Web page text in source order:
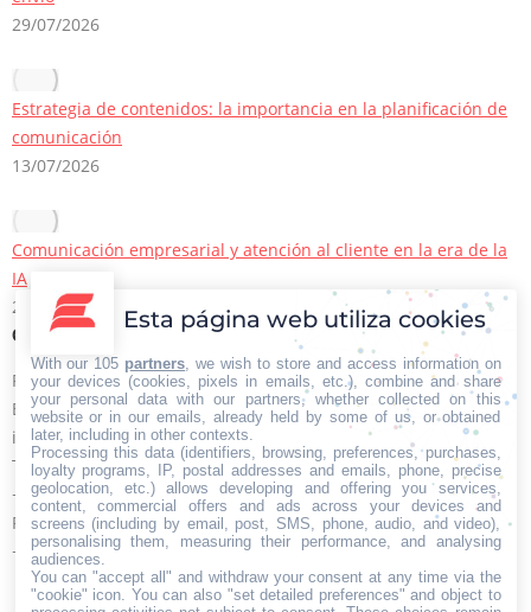
29/07/2026
Estrategia de contenidos: la importancia en la planificación de
comunicación
13/07/2026
Comunicación empresarial y atención al cliente en la era de la
IA
22/06/2026
Contacto Iberian Press
Principales vías de contacto:
E-mail:
info@iberianpress.es
Teléfono:
+34 911863556
Fax:
+34 911863556
Encuéntranos en:
Facebook
X YouTube
Rss
Esta página web utiliza cookies
With our 105 partners , we wish to store and access information on
your devices (cookies, pixels in emails, etc.), combine and share
your personal data with our partners, whether collected on this
website or in our emails, already held by some of us, or obtained
later, including in other contexts.
Processing this data (identifiers, browsing, preferences, purchases,
loyalty programs, IP, postal addresses and emails, phone, precise
geolocation, etc.) allows developing and offering you services,
content, commercial offers and ads across your devices and
screens (including by email, post, SMS, phone, audio, and video),
personalising them, measuring their performance, and analysing
audiences.
You can "accept all" and withdraw your consent at any time via the
"cookie" icon . You can also "set detailed preferences" and object to